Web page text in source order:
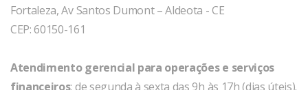
Fortaleza, Av Santos Dumont – Aldeota - CE
CEP: 60150-161
Atendimento gerencial para operações e serviços
financeiros: de segunda à sexta das 9h às 17h (dias úteis).